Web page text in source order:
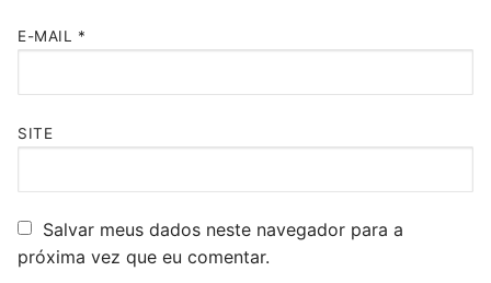
E-MAIL *
SITE
Salvar meus dados neste navegador para a
próxima vez que eu comentar.